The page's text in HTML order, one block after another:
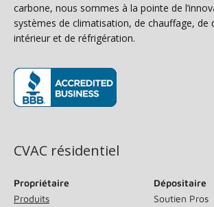
carbone, nous sommes à la pointe de
systèmes de climatisation, de chauffage, de
intérieur et de réfrigération.
CVAC résidentiel
Propriétaire
Produits
Dépositaire
Soutien Pros